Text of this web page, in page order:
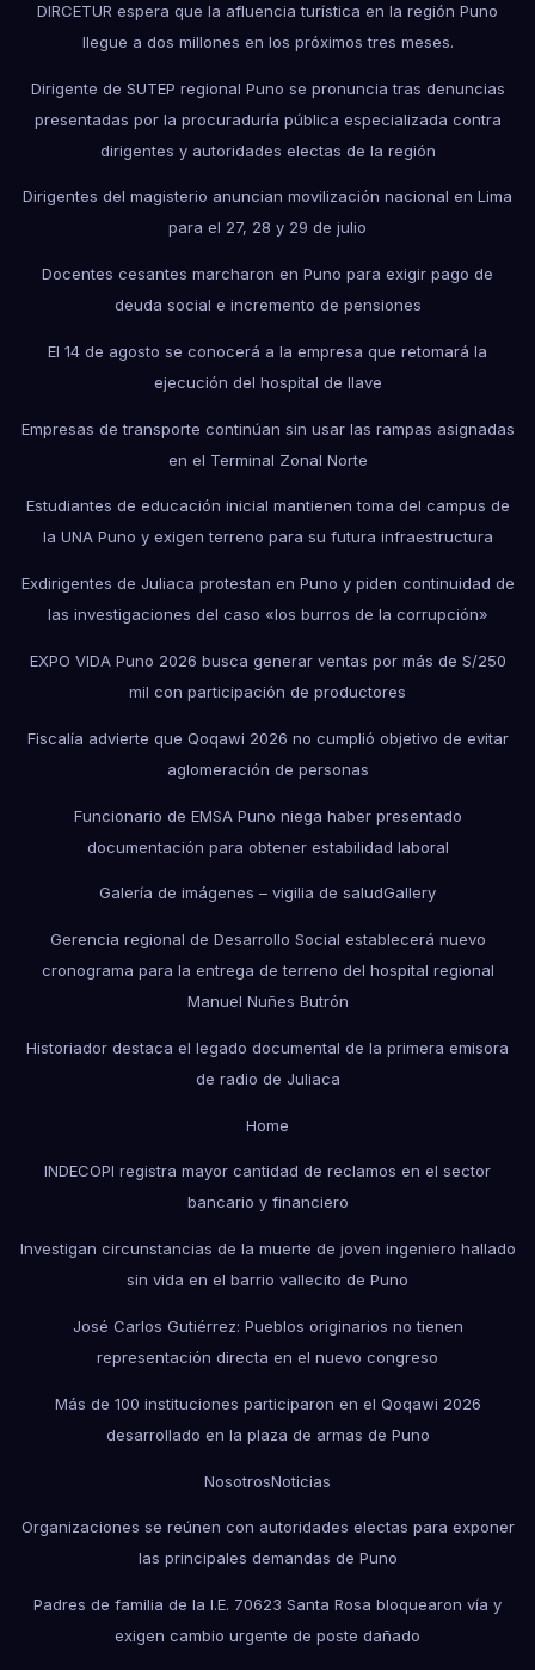
DIRCETUR espera que la afluencia turística en la región Puno
llegue a dos millones en los próximos tres meses.
Dirigente de SUTEP regional Puno se pronuncia tras denuncias
presentadas por la procuraduría pública especializada contra
dirigentes y autoridades electas de la región
Dirigentes del magisterio anuncian movilización nacional en Lima
para el 27, 28 y 29 de julio
Docentes cesantes marcharon en Puno para exigir pago de
deuda social e incremento de pensiones
El 14 de agosto se conocerá a la empresa que retomará la
ejecución del hospital de Ilave
Empresas de transporte continúan sin usar las rampas asignadas
en el Terminal Zonal Norte
Estudiantes de educación inicial mantienen toma del campus de
la UNA Puno y exigen terreno para su futura infraestructura
Exdirigentes de Juliaca protestan en Puno y piden continuidad de
las investigaciones del caso «los burros de la corrupción»
EXPO VIDA Puno 2026 busca generar ventas por más de S/250
mil con participación de productores
Fiscalía advierte que Qoqawi 2026 no cumplió objetivo de evitar
aglomeración de personas
Funcionario de EMSA Puno niega haber presentado
documentación para obtener estabilidad laboral
Galería de imágenes – vigilia de saludGallery
Gerencia regional de Desarrollo Social establecerá nuevo
cronograma para la entrega de terreno del hospital regional
Manuel Nuñes Butrón
Historiador destaca el legado documental de la primera emisora
de radio de Juliaca
Home
INDECOPI registra mayor cantidad de reclamos en el sector
bancario y financiero
Investigan circunstancias de la muerte de joven ingeniero hallado
sin vida en el barrio vallecito de Puno
José Carlos Gutiérrez: Pueblos originarios no tienen
representación directa en el nuevo congreso
Más de 100 instituciones participaron en el Qoqawi 2026
desarrollado en la plaza de armas de Puno
NosotrosNoticias
Organizaciones se reúnen con autoridades electas para exponer
las principales demandas de Puno
Padres de familia de la I.E. 70623 Santa Rosa bloquearon vía y
exigen cambio urgente de poste dañado